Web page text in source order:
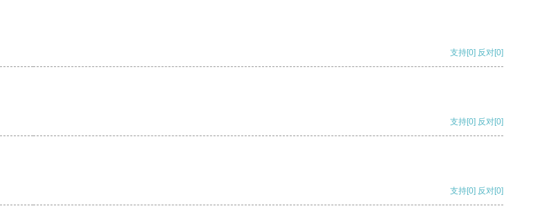
支持[0] 反对[0]
支持[0] 反对[0]
支持[0] 反对[0]